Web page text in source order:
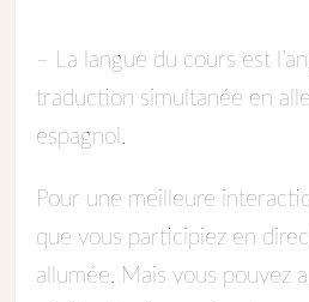
– La langue du cours est
traduction simultanée en
espagnol.
Pour une meilleure
que vous participiez en
allumée. Mais vous pouvez